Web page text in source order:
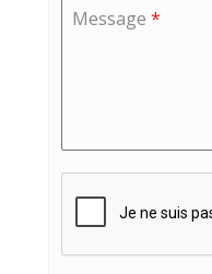
Message *